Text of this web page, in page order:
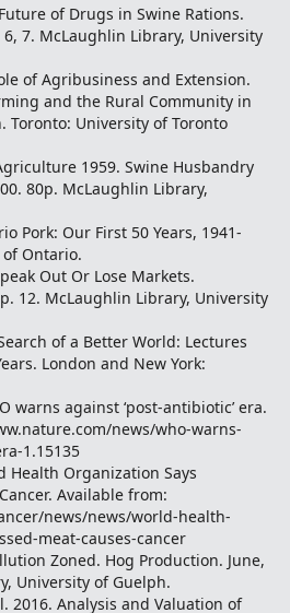
of Drugs in Swine Rations.
7. McLaughlin Library, University
of Agribusiness and Extension.
and the Rural Community in
University of Toronto
1959. Swine Husbandry
80p. McLaughlin Library,
Pork: Our First 50 Years, 1941-
of Ontario.
Out Or Lose Markets.
12. McLaughlin Library, University
of a Better World: Lectures
London and New York:
warns against ‘post-antibiotic’ era.
news/who-warns-
1.15135
Health Organization Says
Available from:
news/news/world-health-
meat-causes-cancer
Zoned. Hog Production. June,
University of Guelph.
2016. Analysis and Valuation of